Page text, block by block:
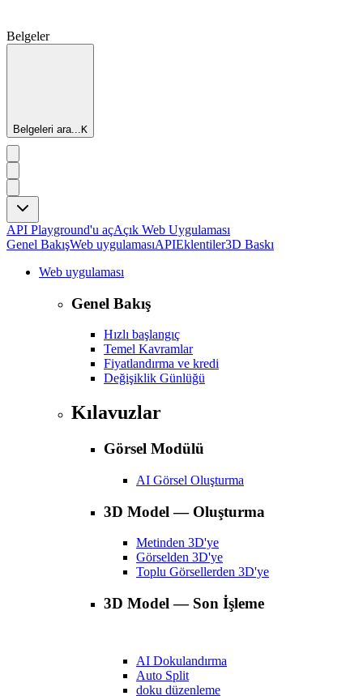
Belgeler
Belgeleri ara...K
API Playground'u açAçık Web Uygulaması
Genel BakışWeb uygulamasıAPIEklentiler3D Baskı
Web uygulaması
Genel Bakış
Hızlı başlangıç
Temel Kavramlar
Fiyatlandırma ve kredi
Değişiklik Günlüğü
Kılavuzlar
Görsel Modülü
AI Görsel Oluşturma
3D Model — Oluşturma
Metinden 3D'ye
Görselden 3D'ye
Toplu Görsellerden 3D'ye
3D Model — Son İşleme
AI Dokulandırma
Auto Split
doku düzenleme